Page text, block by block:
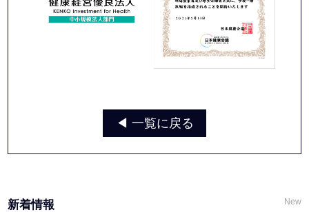
◀︎ 一覧に戻る
新着情報 New